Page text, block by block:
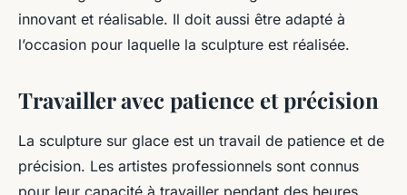
innovant et réalisable. Il doit aussi être adapté à
l’occasion pour laquelle la sculpture est réalisée.
Travailler avec patience et précision
La sculpture sur glace est un travail de patience et de
précision. Les artistes professionnels sont connus